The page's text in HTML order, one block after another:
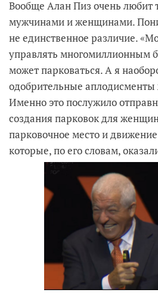
Вообще Алан Пиз очень любит
мужчинами и женщинами.
не единственное различие.
управлять многомиллионным
может парковаться. А я
одобрительные
Именно это послужило
создания парковок для
парковочное место и
которые, по его словам,